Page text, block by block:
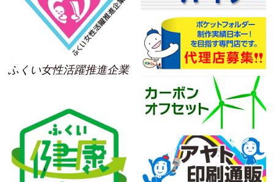
ふくい女性活躍推進企業